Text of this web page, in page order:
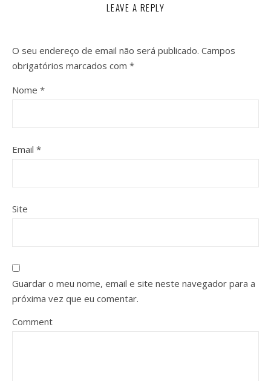
LEAVE A REPLY
O seu endereço de email não será publicado. Campos
obrigatórios marcados com *
Nome *
Email *
Site
Guardar o meu nome, email e site neste navegador para a
próxima vez que eu comentar.
Comment